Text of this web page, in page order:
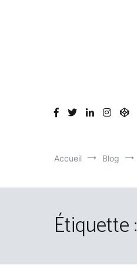
Accueil Blog
Étiquette :